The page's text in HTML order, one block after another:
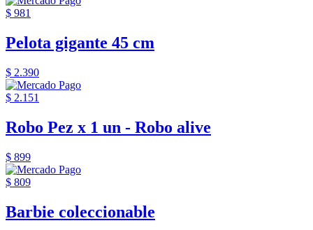
$ 981
Pelota gigante 45 cm
$ 2.390
$ 2.151
Robo Pez x 1 un - Robo alive
$ 899
$ 809
Barbie coleccionable